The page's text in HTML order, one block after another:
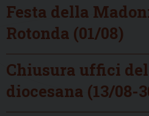
Festa della
Rotonda (01/08)
Chiusura uffici
diocesana (13/08-